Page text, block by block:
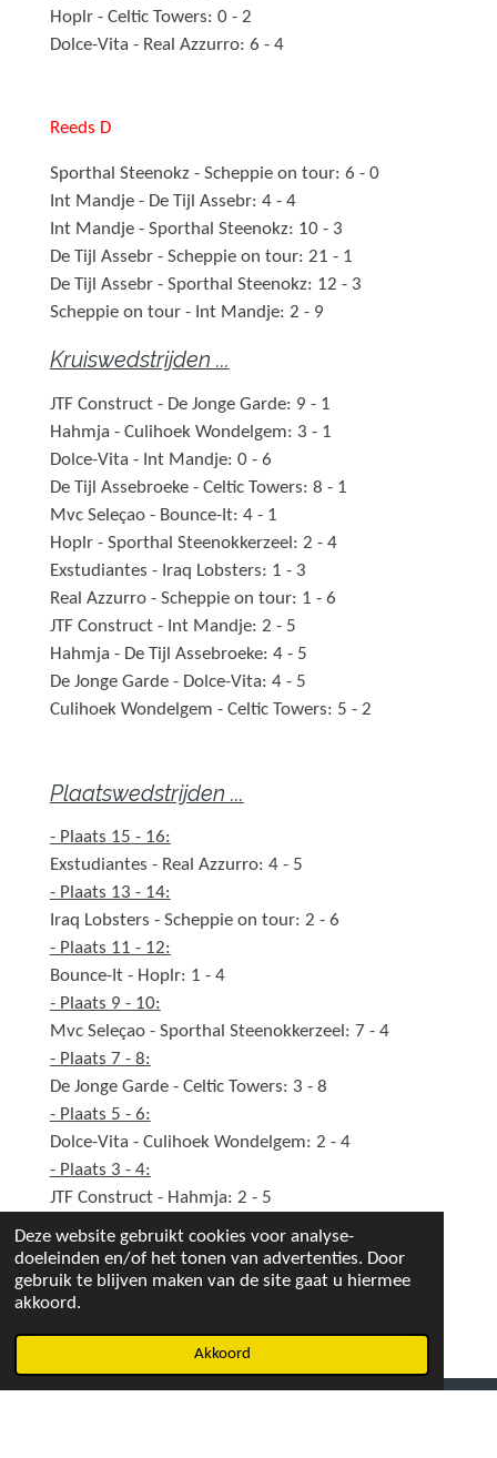
Deze website gebruikt cookies voor analyse-
doeleinden en/of het tonen van advertenties. Door
gebruik te blijven maken van de site gaat u hiermee
akkoord.
Akkoord
Hoplr - Celtic Towers: 0 - 2
Dolce-Vita - Real Azzurro: 6 - 4
Reeds D
Sporthal Steenokz - Scheppie on tour: 6 - 0
Int Mandje - De Tijl Assebr: 4 - 4
Int Mandje - Sporthal Steenokz: 10 - 3
De Tijl Assebr - Scheppie on tour: 21 - 1
De Tijl Assebr - Sporthal Steenokz: 12 - 3
Scheppie on tour - Int Mandje: 2 - 9
Kruiswedstrijden ...
JTF Construct - De Jonge Garde: 9 - 1
Hahmja - Culihoek Wondelgem: 3 - 1
Dolce-Vita - Int Mandje: 0 - 6
De Tijl Assebroeke - Celtic Towers: 8 - 1
Mvc Seleçao - Bounce-It: 4 - 1
Hoplr - Sporthal Steenokkerzeel: 2 - 4
Exstudiantes - Iraq Lobsters: 1 - 3
Real Azzurro - Scheppie on tour: 1 - 6
JTF Construct - Int Mandje: 2 - 5
Hahmja - De Tijl Assebroeke: 4 - 5
De Jonge Garde - Dolce-Vita: 4 - 5
Culihoek Wondelgem - Celtic Towers: 5 - 2
Plaatswedstrijden ...
- Plaats 15 - 16:
Exstudiantes - Real Azzurro: 4 - 5
- Plaats 13 - 14:
Iraq Lobsters - Scheppie on tour: 2 - 6
- Plaats 11 - 12:
Bounce-It - Hoplr: 1 - 4
- Plaats 9 - 10:
Mvc Seleçao - Sporthal Steenokkerzeel: 7 - 4
- Plaats 7 - 8:
De Jonge Garde - Celtic Towers: 3 - 8
- Plaats 5 - 6:
Dolce-Vita - Culihoek Wondelgem: 2 - 4
- Plaats 3 - 4:
JTF Construct - Hahmja: 2 - 5
- Plaats 1 - 2:
Int Mandje - De Tijl Assebroeke: 4 - 5 (SC)
e
e
n
e
l
e
e
n